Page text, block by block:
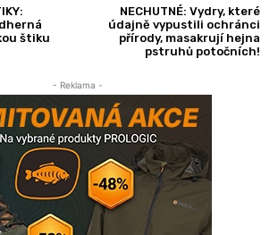
štiku
NECHUTNÉ: Vydry, které
údajně vypustili ochránci
přírody, masakrují hejna
pstruhů potočních!
- Reklama -